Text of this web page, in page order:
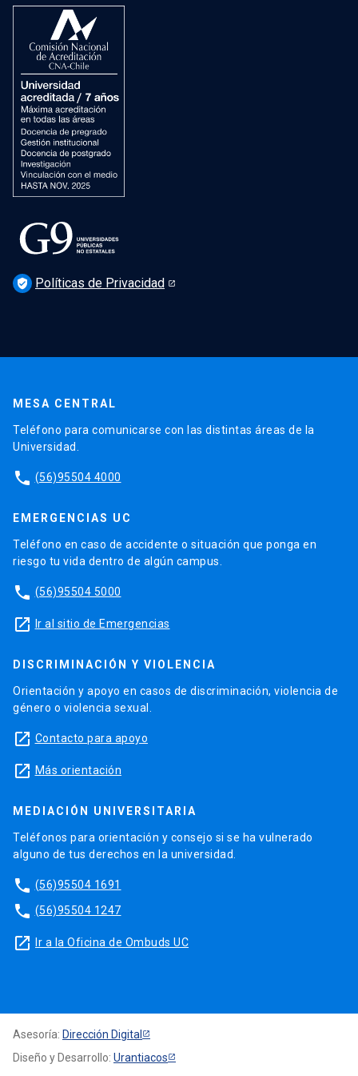
Dirección de Bibliotecas
Dirección de Patrimonio Cultural
Dirección de Salud Mental, Comunidad y Bienestar
verified_user Políticas de Privacidad
MESA CENTRAL
Teléfono para comunicarse con las distintas áreas de la
Universidad.
phone (56)95504 4000
EMERGENCIAS UC
Teléfono en caso de accidente o situación que ponga en
riesgo tu vida dentro de algún campus.
phone (56)95504 5000
launch Ir al sitio de Emergencias
DISCRIMINACIÓN Y VIOLENCIA
Orientación y apoyo en casos de discriminación, violencia de
género o violencia sexual.
launch Contacto para apoyo
launch Más orientación
MEDIACIÓN UNIVERSITARIA
Teléfonos para orientación y consejo si se ha vulnerado
alguno de tus derechos en la universidad.
phone (56)95504 1691
phone (56)95504 1247
launch Ir a la Oficina de Ombuds UC
Asesoría: Dirección Digital
Diseño y Desarrollo: Urantiacos